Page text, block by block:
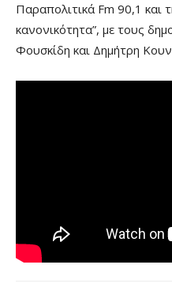
Παραπολιτικά Fm 90,1 και
κανονικότητα”, με τους
Φουσκίδη και Δημήτρη